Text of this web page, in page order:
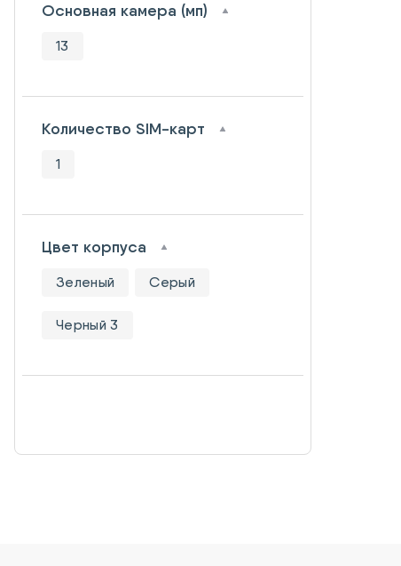
Основная камера (мп)
13
Количество SIM-карт
1
Цвет корпуса
Зеленый Серый
Черный 3